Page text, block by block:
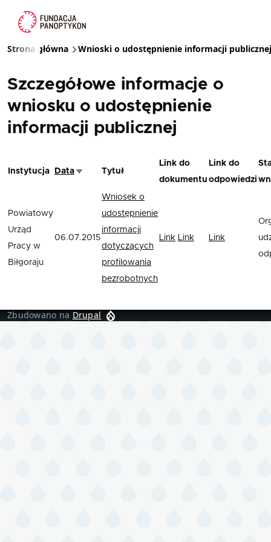
Ścieżka nawigacyjna
Strona główna Wnioski o udostępnienie informacji publicznej
Szczegółowe informacje o
wniosku o udostępnienie
informacji publicznej
Instytucja DataSortuj rosnąco
Tytuł
Link do
dokumentu
Link do
odpowiedzi
Powiatowy
Urząd
Pracy w
Biłgoraju
06.07.2015
Wniosek o
udostępnienie
informacji
dotyczących
profilowania
bezrobotnych
Link Link Link
Zbudowano na Drupal